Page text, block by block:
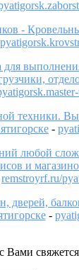
-
для
техники.
-
любой
и
remstroyrf.ru/
дверей,
-
Вами